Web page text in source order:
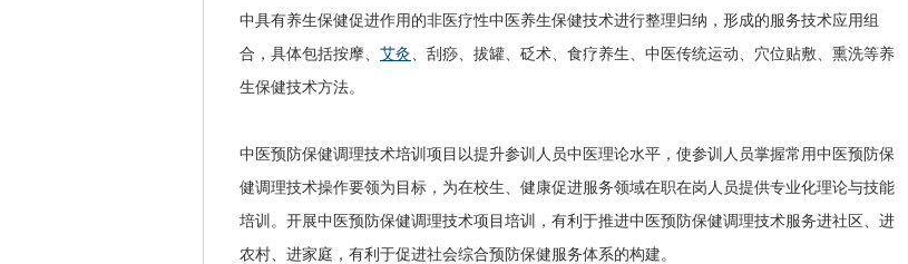
中具有养生保健促进作用的非医疗性中医养生保健技术进行整理归纳，形成的服务技术应用组
合，具体包括按摩、 艾灸、刮痧、拔罐、砭术、食疗养生、中医传统运动、穴位贴敷、熏洗等养
生保健技术方法。
中医预防保健调理技术培训项目以提升参训人员中医理论水平，使参训人员掌握常用中医预防保
健调理技术操作要领为目标，为在校生、健康促进服务领域在职在岗人员提供专业化理论与技能
培训。开展中医预防保健调理技术项目培训，有利于推进中医预防保健调理技术服务进社区、进
农村、进家庭，有利于促进社会综合预防保健服务体系的构建。